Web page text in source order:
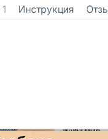
1 Инструкция